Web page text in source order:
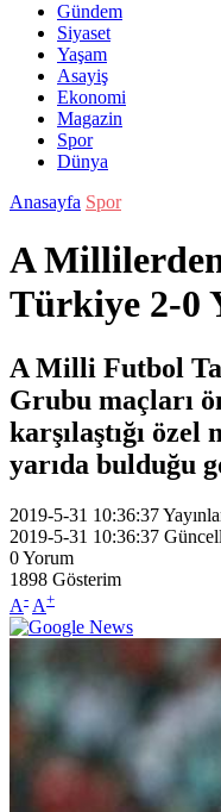
Gündem
Siyaset
Yaşam
Asayiş
Ekonomi
Magazin
Spor
Dünya
Anasayfa Spor
A
Türkiye 2-0
A Milli Futbol
Grubu maçları
karşılaştığı özel
yarıda bulduğu
2019-5-31 10:36:37
2019-5-31 10:36:37
0Yorum
1898 Gösterim
A- A+